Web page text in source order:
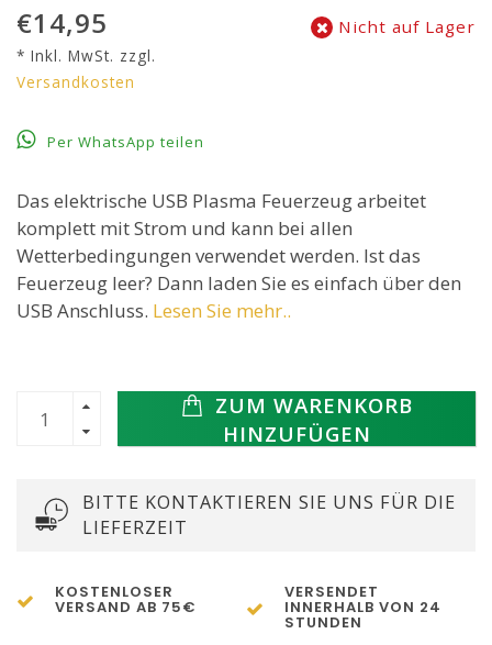
€14,95
* Inkl. MwSt. zzgl.
Versandkosten
Nicht auf Lager
Per WhatsApp teilen
Das elektrische USB Plasma Feuerzeug arbeitet
komplett mit Strom und kann bei allen
Wetterbedingungen verwendet werden. Ist das
Feuerzeug leer? Dann laden Sie es einfach über den
USB Anschluss. Lesen Sie mehr..
ZUM WARENKORB
HINZUFÜGEN
BITTE KONTAKTIEREN SIE UNS FÜR DIE
LIEFERZEIT
KOSTENLOSER
VERSAND AB 75€
VERSENDET
INNERHALB VON 24
STUNDEN